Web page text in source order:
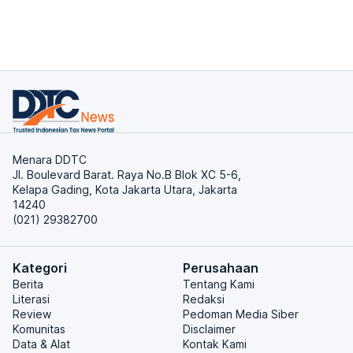
Menara DDTC
Jl. Boulevard Barat. Raya No.B Blok XC 5-6,
Kelapa Gading, Kota Jakarta Utara, Jakarta
14240
(021) 29382700
Kategori
Berita
Literasi
Review
Komunitas
Data & Alat
Perusahaan
Tentang Kami
Redaksi
Pedoman Media Siber
Disclaimer
Kontak Kami